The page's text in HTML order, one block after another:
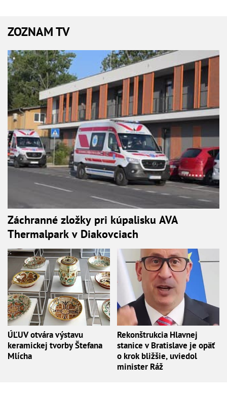
ZOZNAM TV
Záchranné zložky pri kúpalisku AVA
Thermalpark v Diakovciach
ÚĽUV otvára výstavu
keramickej tvorby Štefana
Mlícha
Rekonštrukcia Hlavnej
stanice v Bratislave je opäť
o krok bližšie, uviedol
minister Ráž